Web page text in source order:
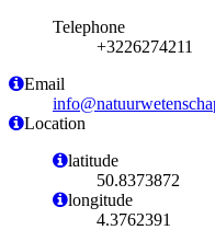
Telephone
+3226274211
Email
Location
latitude
50.8373872
longitude
4.3762391